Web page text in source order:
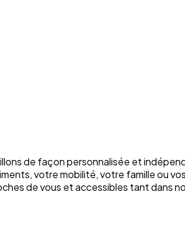
de façon personnalisée et
votre mobilité, votre famille ou
de vous et accessibles tant dans